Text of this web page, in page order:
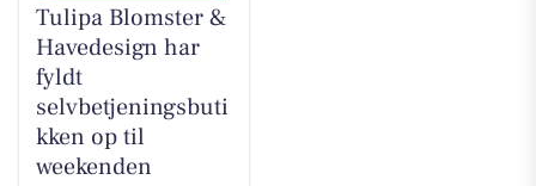
Tulipa Blomster &
Havedesign har
fyldt
selvbetjeningsbuti
kken op til
weekenden